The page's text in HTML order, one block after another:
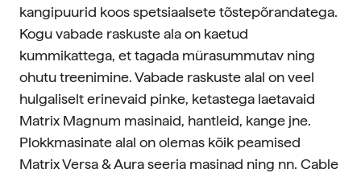
kangipuurid koos spetsiaalsete tõstepõrandatega.
Kogu vabade raskuste ala on kaetud
kummikattega, et tagada mürasummutav ning
ohutu treenimine. Vabade raskuste alal on veel
hulgaliselt erinevaid pinke, ketastega laetavaid
Matrix Magnum masinaid, hantleid, kange jne.
Plokkmasinate alal on olemas kõik peamised
Matrix Versa & Aura seeria masinad ning nn. Cable